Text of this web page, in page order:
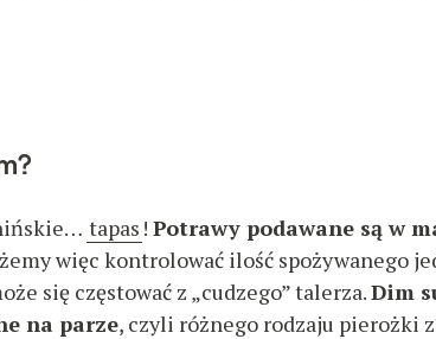
tapas !Potrawy podawane są w
więc kontrolować ilość spożywanego
się częstować z „cudzego” talerza.Dim
na parze, czyli różnego rodzaju pierożki